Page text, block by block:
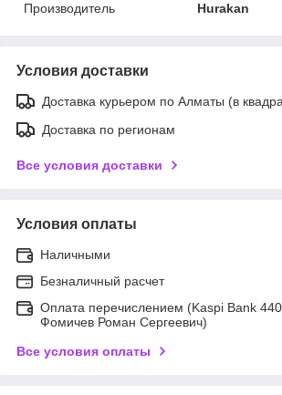
Производитель
Hurakan
Условия доставки
Доставка курьером по Алматы (в
Доставка по регионам
Все условия доставки
Условия оплаты
Наличными
Безналичный расчет
Оплата перечислением (Kaspi Bank
Фомичев Роман Сергеевич)
Все условия оплаты